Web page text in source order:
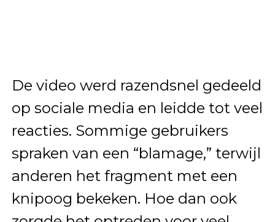
De video werd razendsnel gedeeld
op sociale media en leidde tot veel
reacties. Sommige gebruikers
spraken van een “blamage,” terwijl
anderen het fragment met een
knipoog bekeken. Hoe dan ook